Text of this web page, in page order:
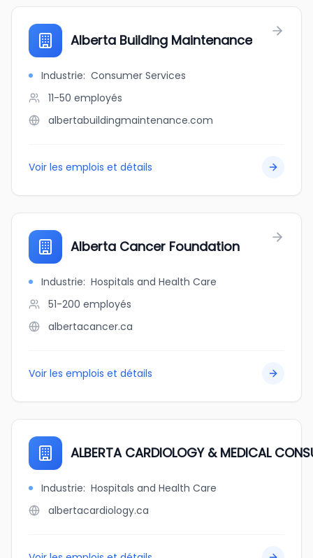
Alberta Building Maintenance
Industrie: Consumer Services
11-50 employés
albertabuildingmaintenance.com
Voir les emplois et détails
Alberta Cancer Foundation
Industrie: Hospitals and Health Care
51-200 employés
albertacancer.ca
Voir les emplois et détails
ALBERTA CARDIOLOGY & MEDICAL
Industrie: Hospitals and Health Care
albertacardiology.ca